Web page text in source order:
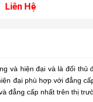
Hệ
và hiện đại và là đối
đại phù hợp với đẳng
đẳng cấp nhất trên thị